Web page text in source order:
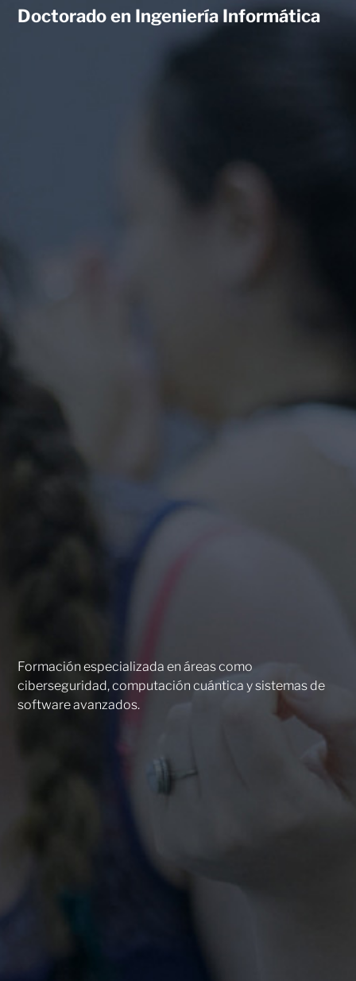
Doctorado en Ingeniería Informática
Formación especializada en áreas como
ciberseguridad, computación cuántica y sistemas de
software avanzados.